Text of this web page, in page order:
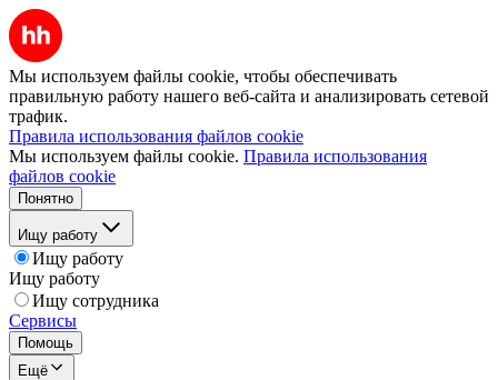
Мы используем файлы cookie, чтобы обеспечивать
правильную работу нашего веб-сайта и анализировать сетевой
трафик.
Правила использования файлов cookie
Мы используем файлы cookie. Правила использования
файлов cookie
Понятно
Ищу работу
Ищу работу
Ищу работу
Ищу сотрудника
Сервисы
Помощь
Ещё